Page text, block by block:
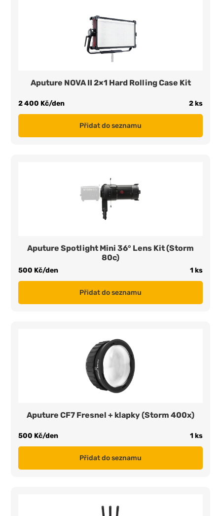
Aputure NOVA II 2×1 Hard Rolling Case Kit
2 400 Kč/den 2 ks
Přidat do seznamu
Aputure Spotlight Mini 36° Lens Kit (Storm
80c)
500 Kč/den 1 ks
Přidat do seznamu
Aputure CF7 Fresnel + klapky (Storm 400x)
500 Kč/den 1 ks
Přidat do seznamu